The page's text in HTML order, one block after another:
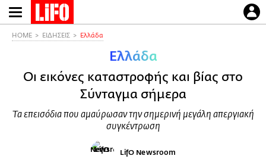
Παράκαμψη
προς
HOME ΕΙΔΗΣΕΙΣ Ελλάδα
Ελλάδα
Οι εικόνες καταστροφής και βίας στο
Σύνταγμα σήμερα
Τα επεισόδια που αμαύρωσαν την σημερινή μεγάλη απεργιακή
συγκέντρωση
LifO Newsroom